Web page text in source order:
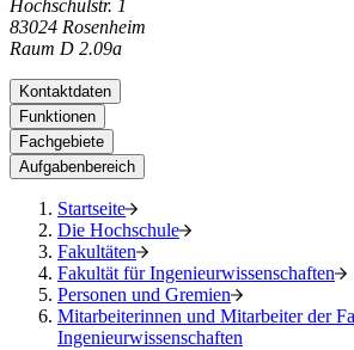
Hochschulstr. 1
83024 Rosenheim
Raum D 2.09a
Kontaktdaten
Funktionen
Fachgebiete
Aufgabenbereich
Startseite
Die Hochschule
Fakultäten
Fakultät für Ingenieurwissenschaften
Personen und Gremien
Mitarbeiterinnen und Mitarbeiter der
Ingenieurwissenschaften